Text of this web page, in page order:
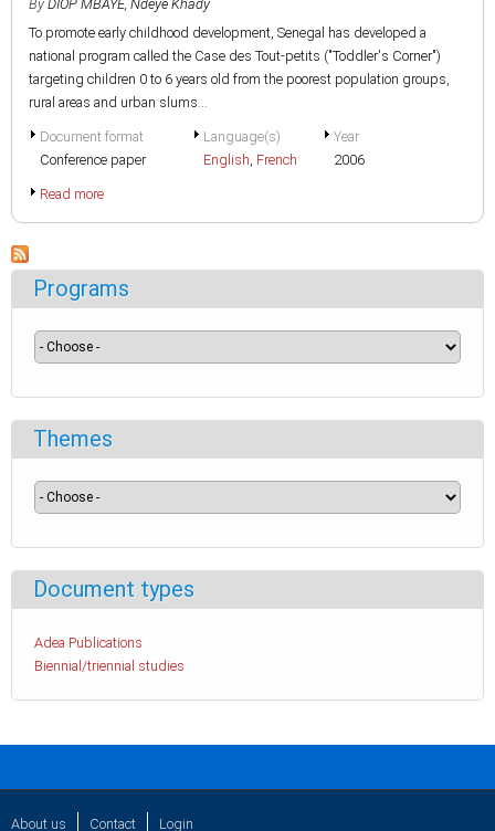
By DIOP MBAYE, Ndeye Khady
To promote early childhood development, Senegal has developed a
national program called the Case des Tout-petits ("Toddler's Corner")
targeting children 0 to 6 years old from the poorest population groups,
rural areas and urban slums...
Document format
Conference paper
Language(s)
English, French
Year
2006
Read more
Programs
Themes
Document types
Adea Publications
Biennial/triennial studies
About us Contact Login